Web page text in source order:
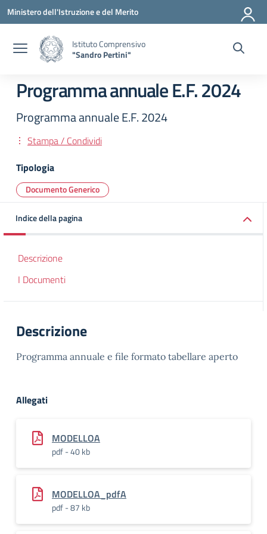
Vai ai contenuti
Vai al menu di navigazione
Vai al footer
Ministero dell'Istruzione e del Merito
Istituto Comprensivo
"Sandro Pertini"
Programma annuale E.F. 2024
Programma annuale E.F. 2024
Stampa / Condividi
Tipologia
Documento Generico
Indice della pagina
Descrizione
I Documenti
Descrizione
Programma annuale e file formato tabellare aperto
Allegati
MODELLOA
pdf - 40 kb
MODELLOA_pdfA
pdf - 87 kb